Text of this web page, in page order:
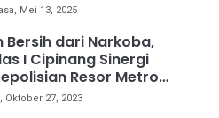
Mei 13, 2025
Bersih dari Narkoba,
I Cipinang Sinergi
Resor Metro
Oktober 27, 2023